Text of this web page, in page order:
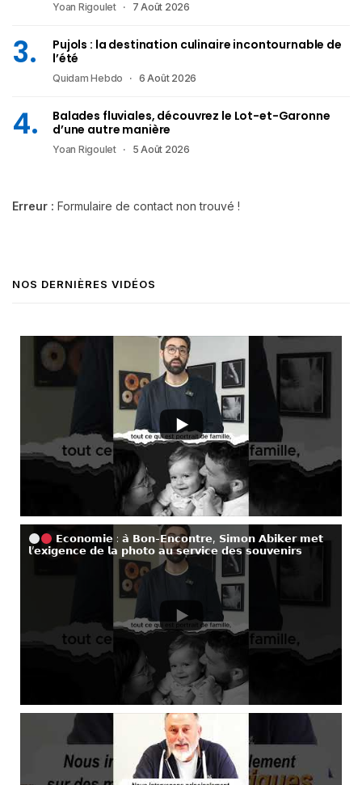
Yoan Rigoulet 7 Août 2026
Pujols : la destination culinaire incontournable de
l’été
Quidam Hebdo 6 Août 2026
Balades fluviales, découvrez le Lot-et-Garonne
d’une autre manière
Yoan Rigoulet 5 Août 2026
Erreur : Formulaire de contact non trouvé !
NOS DERNIÈRES VIDÉOS
𝗘𝗰𝗼𝗻𝗼𝗺𝗶𝗲 : 𝗮̀ 𝗕𝗼𝗻-𝗘𝗻𝗰𝗼𝗻𝘁𝗿𝗲, 𝗦𝗶𝗺𝗼𝗻 𝗔𝗯𝗶𝗸𝗲𝗿 𝗺𝗲𝘁
𝗹’𝗲𝘅𝗶𝗴𝗲𝗻𝗰𝗲 𝗱𝗲 𝗹𝗮 𝗽𝗵𝗼𝘁𝗼 𝗮𝘂 𝘀𝗲𝗿𝘃𝗶𝗰𝗲 𝗱𝗲𝘀 𝘀𝗼𝘂𝘃𝗲𝗻𝗶𝗿𝘀